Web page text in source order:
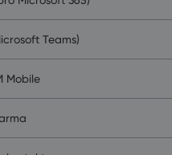
Teams)
Mobile